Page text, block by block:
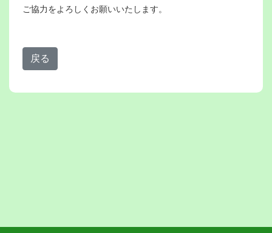
ご協力をよろしくお願いいたします。
戻る